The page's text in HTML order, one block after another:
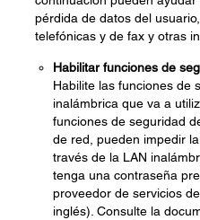
pérdida de datos del
telefónicas y de fax y otras
Habilitar funciones de
Habilite las funciones de
inalámbrica que va a
funciones de seguridad
de red, pueden impedir
través de la LAN
tenga una contraseña
proveedor de servicios
inglés). Consulte la